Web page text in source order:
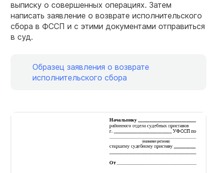
выписку о совершенных операциях. Затем
написать заявление о возврате исполнительского
сбора в ФССП и с этими документами отправиться
в суд.
Образец заявления о возврате
исполнительского сбора